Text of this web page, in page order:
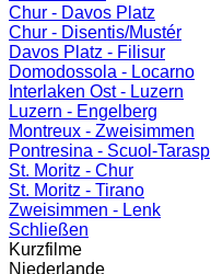
Chur - Davos Platz
Chur - Disentis/Mustér
Davos Platz - Filisur
Domodossola - Locarno
Interlaken Ost - Luzern
Luzern - Engelberg
Montreux - Zweisimmen
Pontresina - Scuol-Tarasp
St. Moritz - Chur
St. Moritz - Tirano
Zweisimmen - Lenk
Schließen
Kurzfilme
Niederlande